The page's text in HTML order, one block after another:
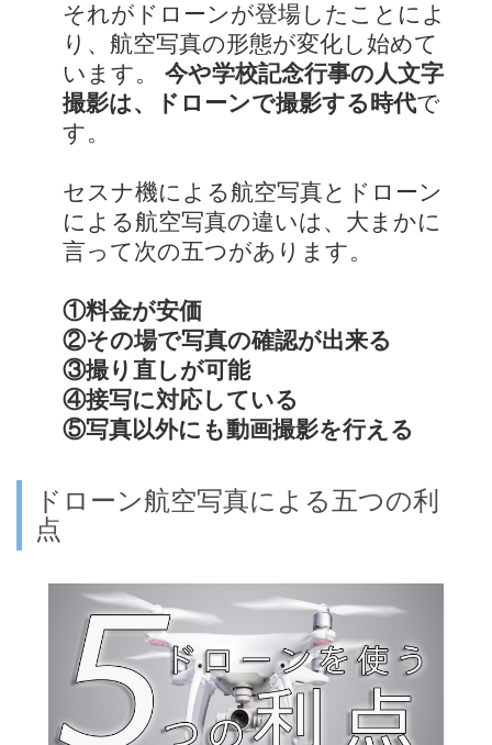
それがドローンが登場したことによ
り、航空写真の形態が変化し始めて
います。 今や学校記念行事の人文字
撮影は、ドローンで撮影する時代で
す。
セスナ機による航空写真とドローン
による航空写真の違いは、大まかに
言って次の五つがあります。
①料金が安価
②その場で写真の確認が出来る
③撮り直しが可能
④接写に対応している
⑤写真以外にも動画撮影を行える
ドローン航空写真による五つの利
点